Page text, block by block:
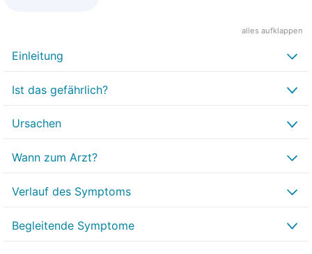
alles aufklappen
Einleitung
Ist das gefährlich?
Ursachen
Wann zum Arzt?
Verlauf des Symptoms
Begleitende Symptome